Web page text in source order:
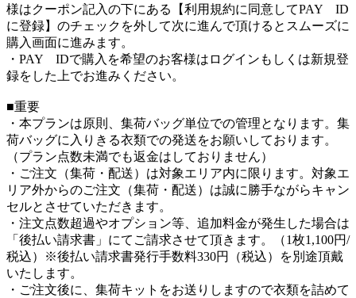
様はクーポン記入の下にある【利用規約に同意してPAY ID
に登録】のチェックを外して次に進んで頂けるとスムーズに
購入画面に進みます。
・PAY IDで購入を希望のお客様はログインもしくは新規登
録をした上でお進みください。
■重要
・本プランは原則、集荷バッグ単位での管理となります。集
荷バッグに入りきる衣類での発送をお願いしております。
（プラン点数未満でも返金はしておりません）
・ご注文（集荷・配送）は対象エリア内に限ります。対象エ
リア外からのご注文（集荷・配送）は誠に勝手ながらキャン
セルとさせていただきます。
・注文点数超過やオプション等、追加料金が発生した場合は
「後払い請求書」にてご請求させて頂きます。（1枚1,100円/
税込）※後払い請求書発行手数料330円（税込）を別途頂戴
いたします。
・ご注文後に、集荷キットをお送りしますので衣類を詰めて